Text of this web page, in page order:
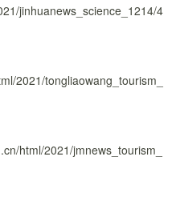
jinhuanews_science_1214/4
2021/tongliaowang_tourism_
html/2021/jmnews_tourism_